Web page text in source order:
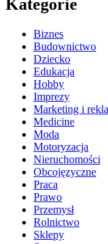
Kategorie
Biznes
Budownictwo
Dziecko
Edukacja
Hobby
Imprezy
Marketing i
Medicine
Moda
Motoryzacja
Nieruchomości
Obcojęzyczne
Praca
Prawo
Przemysł
Rolnictwo
Sklepy